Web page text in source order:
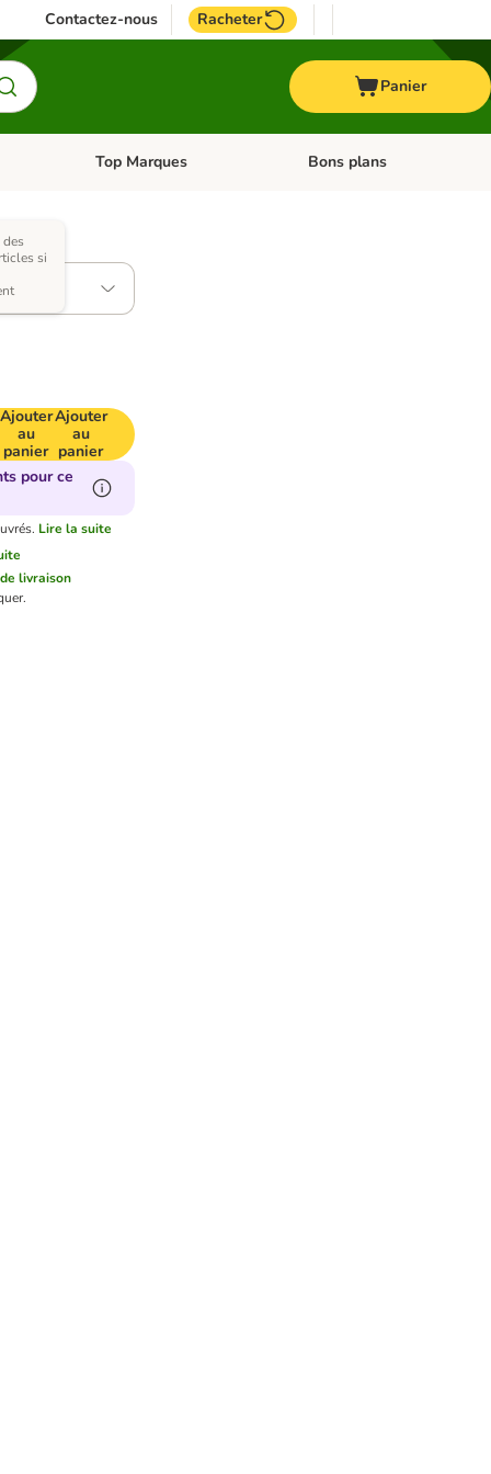
Contactez-nous Racheter
Panier
Oiseau
Dérouler les catégories: Cheval
Top Marques Dérouler les catégories: Top
Bons plans
si
Ajouter
au
panier
Ajouter
au
panier
pour ce
Lire la suite
livraison